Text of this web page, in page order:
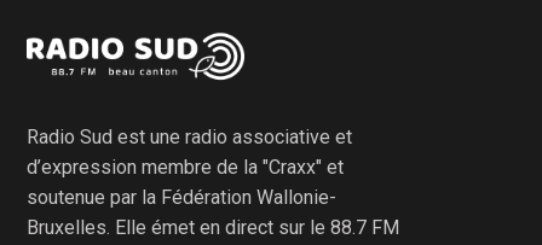
Radio Sud est une radio associative et
d’expression membre de la "Craxx" et
soutenue par la Fédération Wallonie-
Bruxelles. Elle émet en direct sur le 88.7 FM